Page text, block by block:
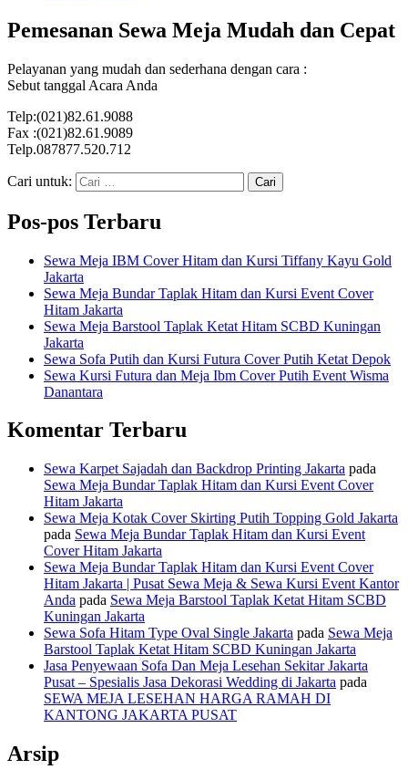
Pemesanan Sewa Meja Mudah dan Cepat
Pelayanan yang mudah dan sederhana dengan cara :
Sebut tanggal Acara Anda
Telp:(021)82.61.9088
Fax :(021)82.61.9089
Telp.087877.520.712
Cari untuk:
Pos-pos Terbaru
Sewa Meja IBM Cover Hitam dan Kursi Tiffany Kayu Gold
Jakarta
Sewa Meja Bundar Taplak Hitam dan Kursi Event Cover
Hitam Jakarta
Sewa Meja Barstool Taplak Ketat Hitam SCBD Kuningan
Jakarta
Sewa Sofa Putih dan Kursi Futura Cover Putih Ketat Depok
Sewa Kursi Futura dan Meja Ibm Cover Putih Event Wisma
Danantara
Komentar Terbaru
Sewa Karpet Sajadah dan Backdrop Printing Jakarta pada
Sewa Meja Bundar Taplak Hitam dan Kursi Event Cover
Hitam Jakarta
Sewa Meja Kotak Cover Skirting Putih Topping Gold Jakarta
pada Sewa Meja Bundar Taplak Hitam dan Kursi Event
Cover Hitam Jakarta
Sewa Meja Bundar Taplak Hitam dan Kursi Event Cover
Hitam Jakarta | Pusat Sewa Meja & Sewa Kursi Event Kantor
Anda pada Sewa Meja Barstool Taplak Ketat Hitam SCBD
Kuningan Jakarta
Sewa Sofa Hitam Type Oval Single Jakarta pada Sewa Meja
Barstool Taplak Ketat Hitam SCBD Kuningan Jakarta
Jasa Penyewaan Sofa Dan Meja Lesehan Sekitar Jakarta
Pusat – Spesialis Jasa Dekorasi Wedding di Jakarta pada
SEWA MEJA LESEHAN HARGA RAMAH DI
KANTONG JAKARTA PUSAT
Arsip